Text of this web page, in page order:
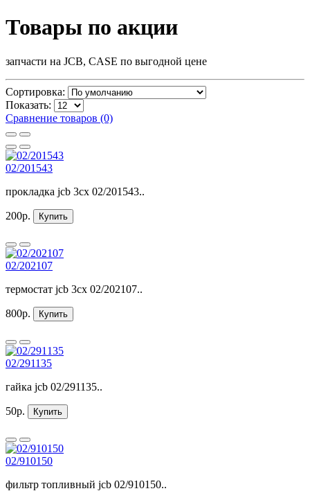
Товары по акции
запчасти на JCB, CASE по выгодной цене
Сортировка:
Показать:
Сравнение товаров (0)
02/201543
прокладка jcb 3cx 02/201543..
200р. Купить
02/202107
термостат jcb 3cx 02/202107..
800р. Купить
02/291135
гайка jcb 02/291135..
50р. Купить
02/910150
фильтр топливный jcb 02/910150..